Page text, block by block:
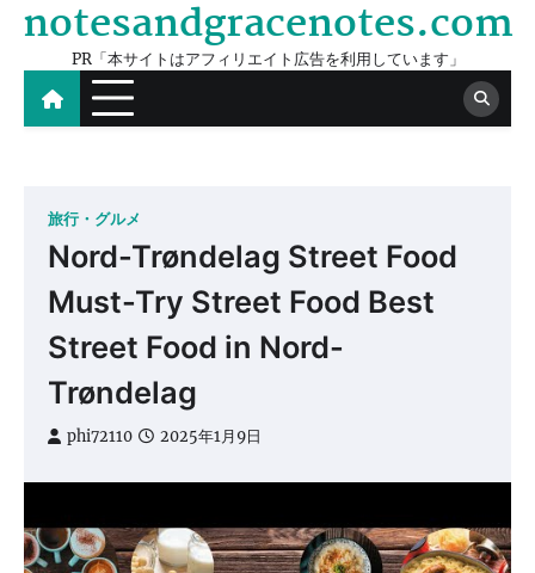
Skip
content
notesandgracenotes.com
PR「本サイトはアフィリエイト広告を利用しています」
旅行・グルメ
Nord-Trøndelag Street Food
Must-Try Street Food Best
Street Food in Nord-
Trøndelag
phi72110 2025年1月9日